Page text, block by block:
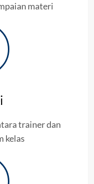
materi
trainer dan
kelas